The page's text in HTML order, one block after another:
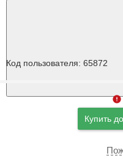
Код пользователя: 65872
Купить